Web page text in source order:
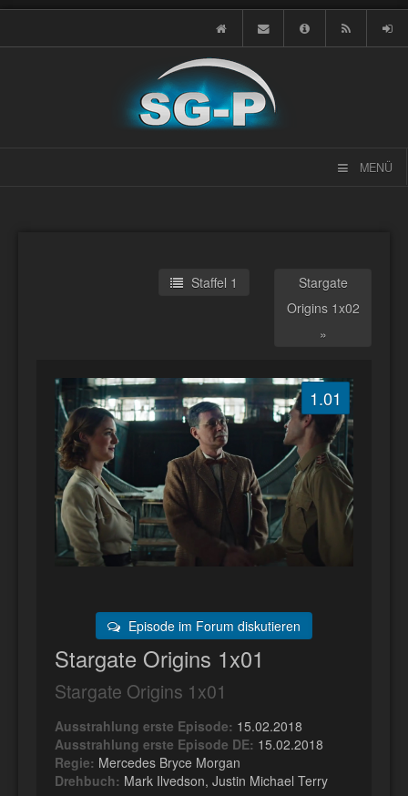
MENÜ
Staffel 1
Stargate
Origins 1x02
»
1.01
Episode im Forum diskutieren
Stargate Origins 1x01
Stargate Origins 1x01
Ausstrahlung erste Episode: 15.02.2018
Ausstrahlung erste Episode DE: 15.02.2018
Regie: Mercedes Bryce Morgan
Drehbuch: Mark Ilvedson, Justin Michael Terry